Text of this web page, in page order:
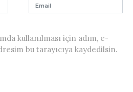
kullanılması için adım, e-
bu tarayıcıya kaydedilsin.